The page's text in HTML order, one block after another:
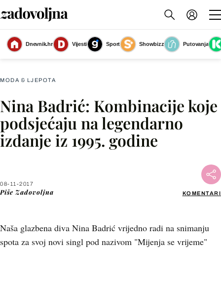
Dnevnik.hr Vijesti Sport Showbizz
Putovanja
Slika nije dostupna
MODA & LJEPOTA
Nina Badrić: Kombinacije koje
podsjećaju na legendarno
izdanje iz 1995. godine
08-11-2017
Piše Zadovoljna KOMENTARI
Naša glazbena diva Nina Badrić vrijedno radi na snimanju
spota za svoj novi singl pod nazivom "Mijenja se vrijeme"
Facebook
X